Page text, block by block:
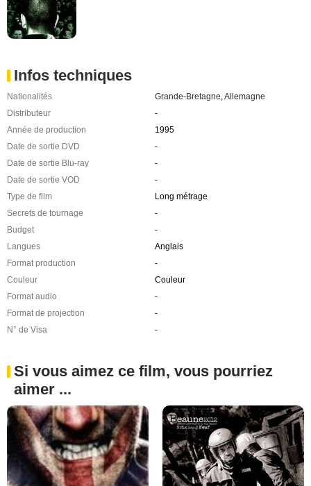
Infos techniques
Nationalités Grande-Bretagne Allemagne
Distributeur
-
Année de production
1995
Date de sortie DVD
-
Date de sortie Blu-ray
-
Date de sortie VOD
-
Type de film
Long métrage
Secrets de tournage
-
Budget
-
Langues
Anglais
Format production
-
Couleur
Couleur
Format audio
-
Format de projection
-
N° de Visa
-
Si vous aimez ce film, vous pourriez
aimer ...